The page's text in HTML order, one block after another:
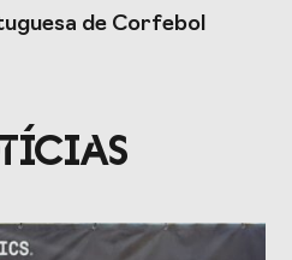
de Corfebol